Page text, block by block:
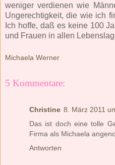
weniger verdienen wie
Ungerechtigkeit, die wie ich
Ich hoffe, daß es keine 100
und Frauen in allen
Michaela Werner
5 Kommentare:
Christine 8. März 2011
Das ist doch eine tolle
Firma als Michaela
Antworten